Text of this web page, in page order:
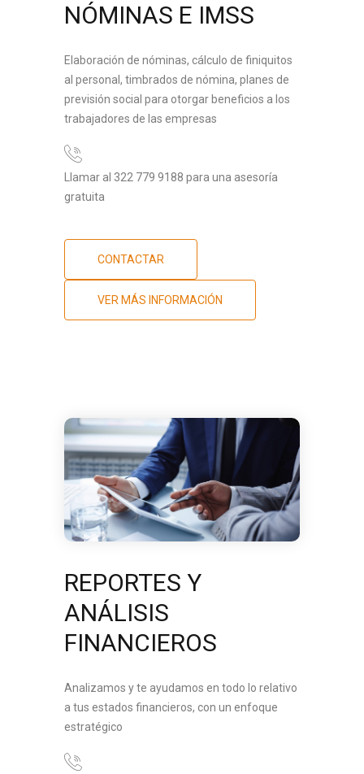
NÓMINAS E IMSS
Elaboración de nóminas, cálculo de finiquitos
al personal, timbrados de nómina, planes de
previsión social para otorgar beneficios a los
trabajadores de las empresas
Llamar al 322 779 9188 para una asesoría
gratuita
CONTACTAR
VER MÁS INFORMACIÓN
REPORTES Y
ANÁLISIS
FINANCIEROS
Analizamos y te ayudamos en todo lo relativo
a tus estados financieros, con un enfoque
estratégico